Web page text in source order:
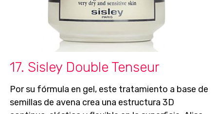
17. Sisley Double Tenseur
Por su fórmula en gel, este tratamiento a base de
semillas de avena crea una estructura 3D